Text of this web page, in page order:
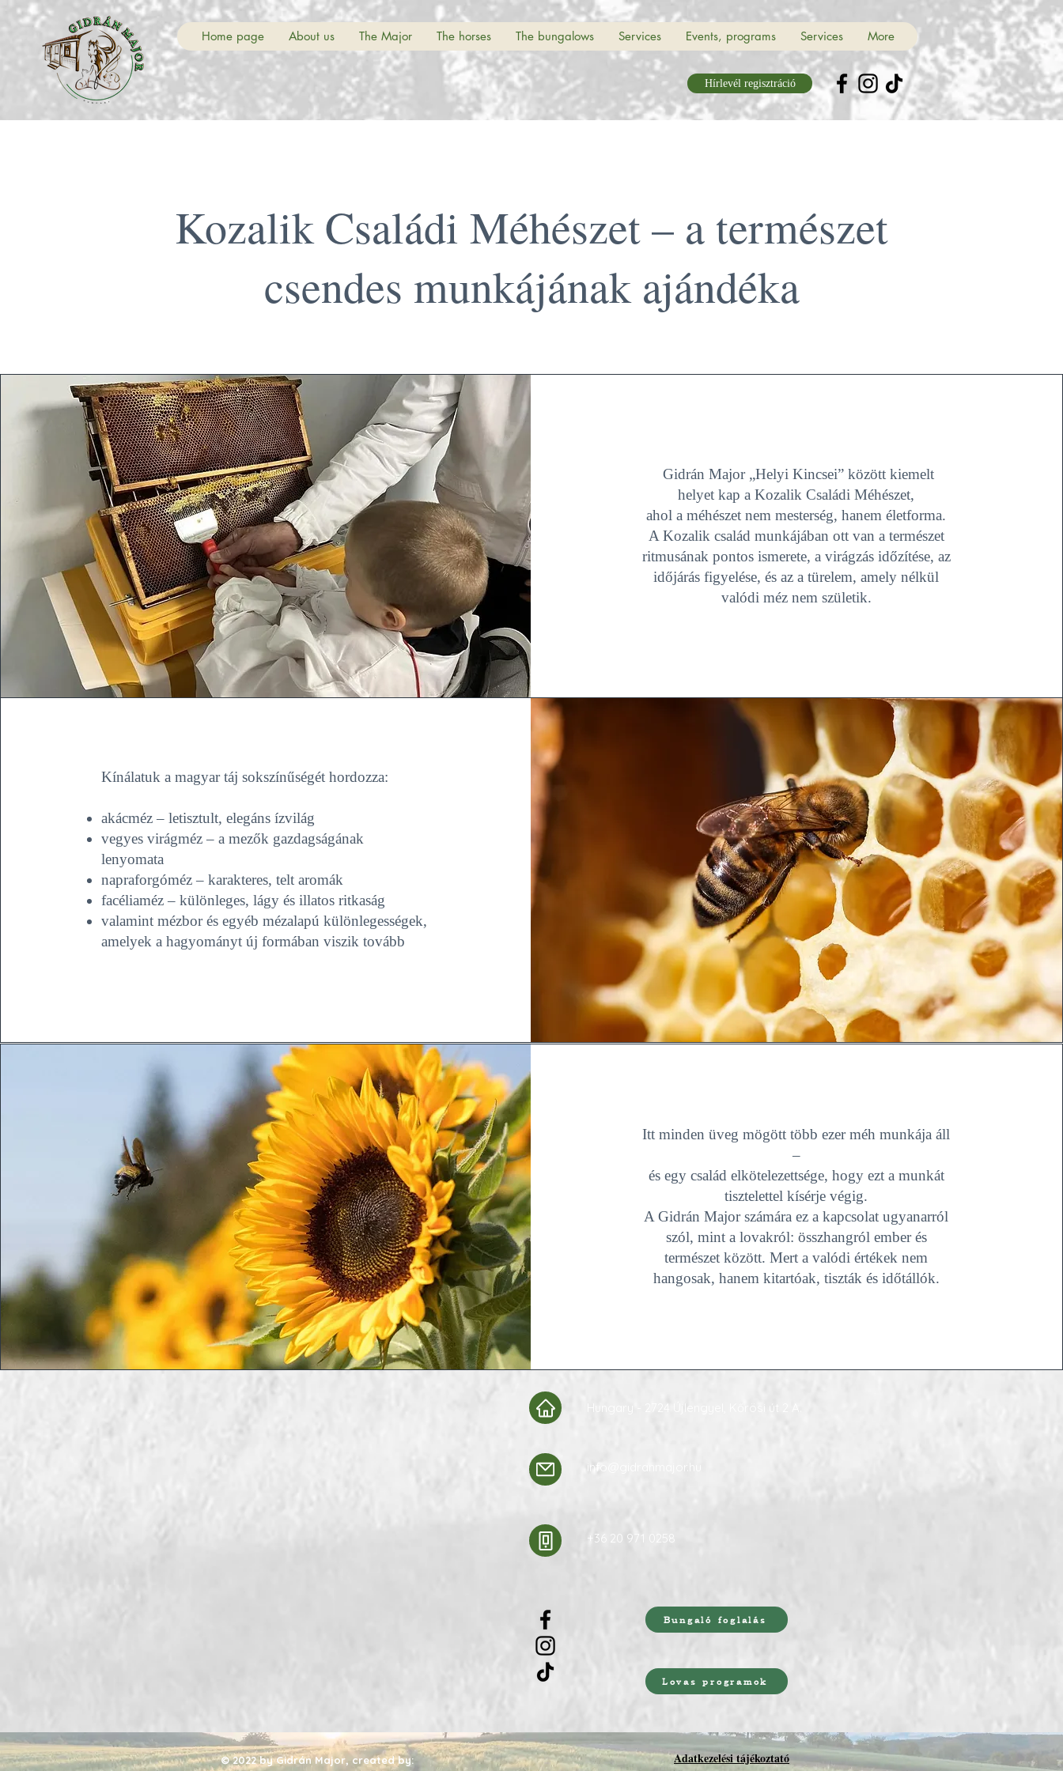
Home page About us The Major The horses The bungalows Services Events, programs Services More
Hírlevél regisztráció
Kozalik Családi Méhészet – a természet
csendes munkájának ajándéka
Gidrán Major „Helyi Kincsei” között kiemelt
helyet kap a Kozalik Családi Méhészet,
ahol a méhészet nem mesterség, hanem életforma.
A Kozalik család munkájában ott van a természet
ritmusának pontos ismerete, a virágzás időzítése, az
időjárás figyelése, és az a türelem, amely nélkül
valódi méz nem születik.
Kínálatuk a magyar táj sokszínűségét hordozza:
akácméz – letisztult, elegáns ízvilág
vegyes virágméz – a mezők gazdagságának
lenyomata
napraforgóméz – karakteres, telt aromák
facéliaméz – különleges, lágy és illatos ritkaság
valamint mézbor és egyéb mézalapú különlegességek,
amelyek a hagyományt új formában viszik tovább
Itt minden üveg mögött több ezer méh munkája áll
–
és egy család elkötelezettsége, hogy ezt a munkát
tisztelettel kísérje végig.
A Gidrán Major számára ez a kapcsolat ugyanarról
szól, mint a lovakról: összhangról ember és
természet között. Mert a valódi értékek nem
hangosak, hanem kitartóak, tiszták és időtállók.
Hungary - 2724 Újlengyel, Kőrösi út 2 A.
info@gidranmajor.hu
+36 20 971 0258
Bungaló foglalás
Lovas programok
© 2022 by Gidrán Major, created by: Adatkezelési tájékoztató